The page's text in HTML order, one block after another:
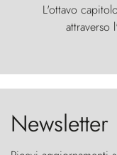
L'ottavo
attraverso
primordiale,
furia
cielo
Newsletter